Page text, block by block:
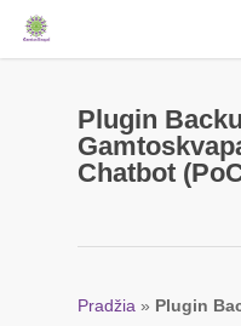
Skip
Plugin
Chatbot
Pradžia » Plugin